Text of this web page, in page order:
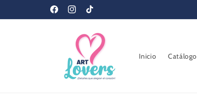
directamente
al contenido
FacebookInstagram
TikTok
❤️ ¡BIENVENIDOS A ART LOVERS! ❤️
Inicio Catálogo